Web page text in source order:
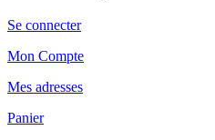
Se connecter
Mon Compte
Mes adresses
Panier